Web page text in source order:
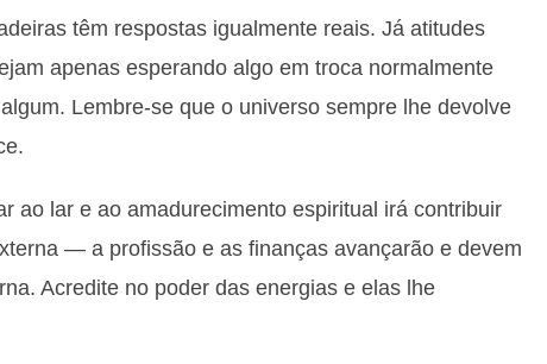
têm respostas igualmente reais. Já atitudes
apenas esperando algo em troca normalmente
Lembre-se que o universo sempre lhe devolve
ao lar e ao amadurecimento espiritual irá contribuir
— a profissão e as finanças avançarão e devem
Acredite no poder das energias e elas lhe